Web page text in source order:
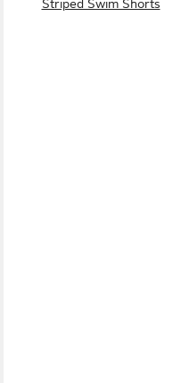
Striped Swim Shorts